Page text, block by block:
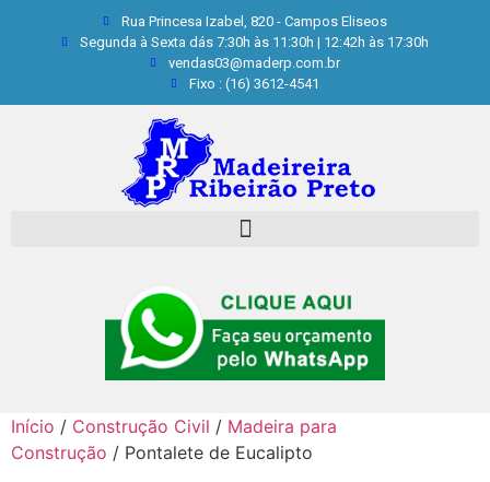
Rua Princesa Izabel, 820 - Campos Eliseos
Segunda à Sexta dás 7:30h às 11:30h | 12:42h às 17:30h
vendas03@maderp.com.br
Fixo : (16) 3612-4541
Início / Construção Civil / Madeira para
Construção / Pontalete de Eucalipto